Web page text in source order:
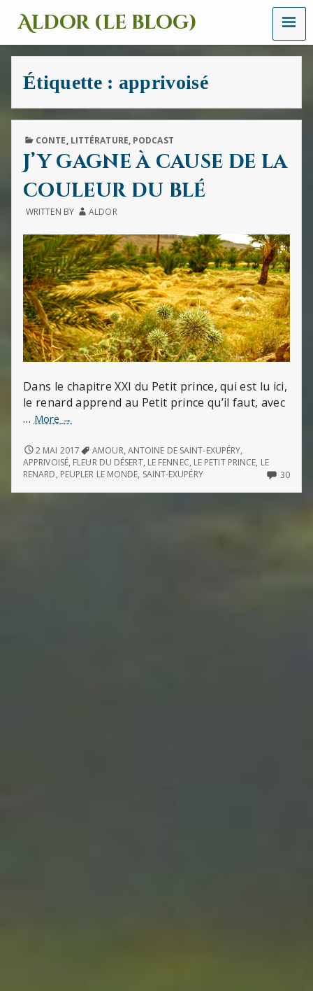
Aldor (le blog)
Un
site
avec
des
des
images
et
des
sons
MENU
Étiquette : apprivoisé
PUBLISHED
CONTE, LITTÉRATURE, PODCAST
J’y gagne à cause de la
couleur du blé
WRITTEN BY ALDOR
Dans le chapitre XXI du Petit prince, qui est lu ici,
le renard apprend au Petit prince qu’il faut, avec
… More
J’y
à
cause
de
la
→
J’Y
GAGNE
À
DE
2 MAI 2017 AMOUR, ANTOINE DE SAINT-EXUPÉRY,
APPRIVOISÉ, FLEUR DU DÉSERT, LE FENNEC, LE PETIT PRINCE, LE
RENARD, PEUPLER LE MONDE, SAINT-EXUPÉRY 3030